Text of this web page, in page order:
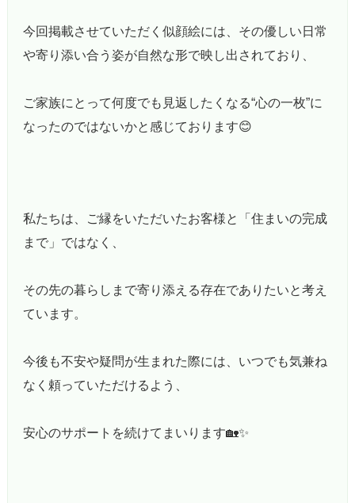
今回掲載させていただく似顔絵には、その優しい日常
や寄り添い合う姿が自然な形で映し出されており、
ご家族にとって何度でも見返したくなる“心の一枚”に
なったのではないかと感じております😊
私たちは、ご縁をいただいたお客様と「住まいの完成
まで」ではなく、
その先の暮らしまで寄り添える存在でありたいと考え
ています。
今後も不安や疑問が生まれた際には、いつでも気兼ね
なく頼っていただけるよう、
安心のサポートを続けてまいります🏡✨